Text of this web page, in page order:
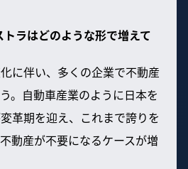
ラはどのような形で増えて
に伴い、多くの企業で不動産
。自動車産業のように日本を
革期を迎え、これまで誇りを
動産が不要になるケースが増